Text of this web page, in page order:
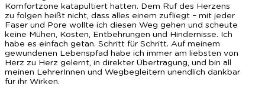
Komfortzone katapultiert hatten. Dem Ruf des Herzens
zu folgen heißt nicht, dass alles einem zufliegt – mit jeder
Faser und Pore wollte ich diesen Weg gehen und scheute
keine Mühen, Kosten, Entbehrungen und Hindernisse. Ich
habe es einfach getan. Schritt für Schritt. Auf meinem
gewundenen Lebenspfad habe ich immer am liebsten von
Herz zu Herz gelernt, in direkter Übertragung, und bin all
meinen LehrerInnen und Wegbegleitern unendlich dankbar
für ihr Wirken.